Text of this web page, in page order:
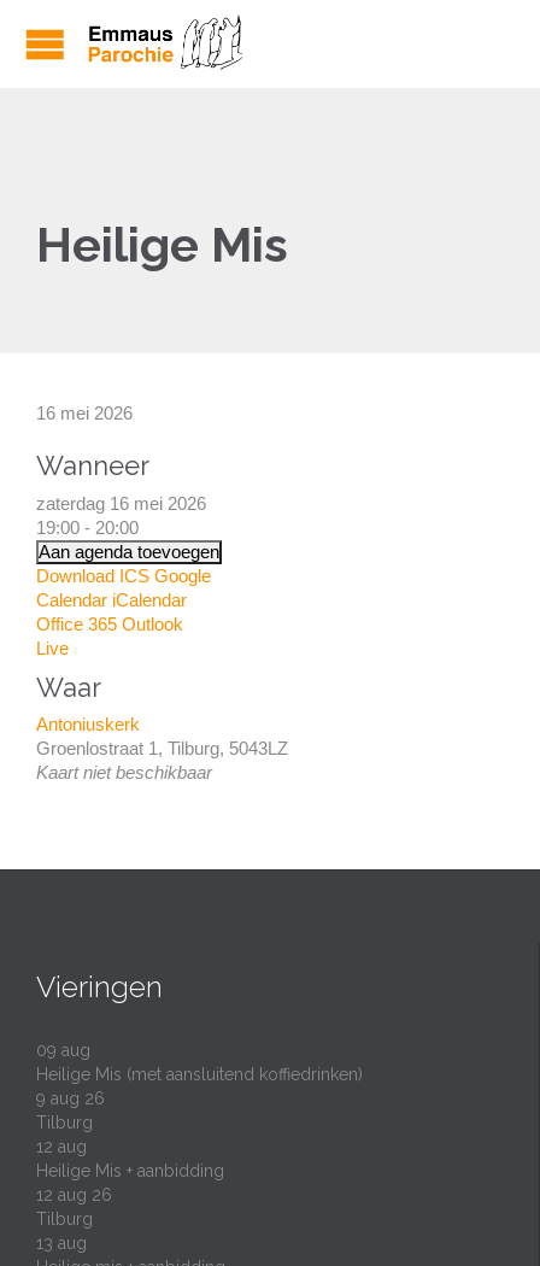
Heilige Mis
16 mei 2026
Wanneer
zaterdag 16 mei 2026
19:00 - 20:00
Aan agenda toevoegen
Download ICS Google
Calendar iCalendar
Office 365 Outlook
Live
Waar
Antoniuskerk
Groenlostraat 1, Tilburg, 5043LZ
Kaart niet beschikbaar
Vieringen
09 aug
Heilige Mis (met aansluitend koffiedrinken)
9 aug 26
Tilburg
12 aug
Heilige Mis + aanbidding
12 aug 26
Tilburg
13 aug